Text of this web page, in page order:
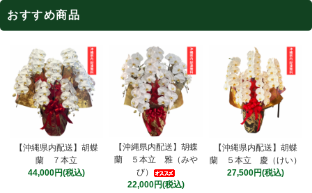
おすすめ商品
【沖縄県内配送】胡蝶
蘭 ７本立
44,000円(税込)
【沖縄県内配送】胡蝶
蘭 ５本立 雅（みや
び）
22,000円(税込)
【沖縄県内配送】胡蝶
蘭 ５本立 慶（けい）
27,500円(税込)